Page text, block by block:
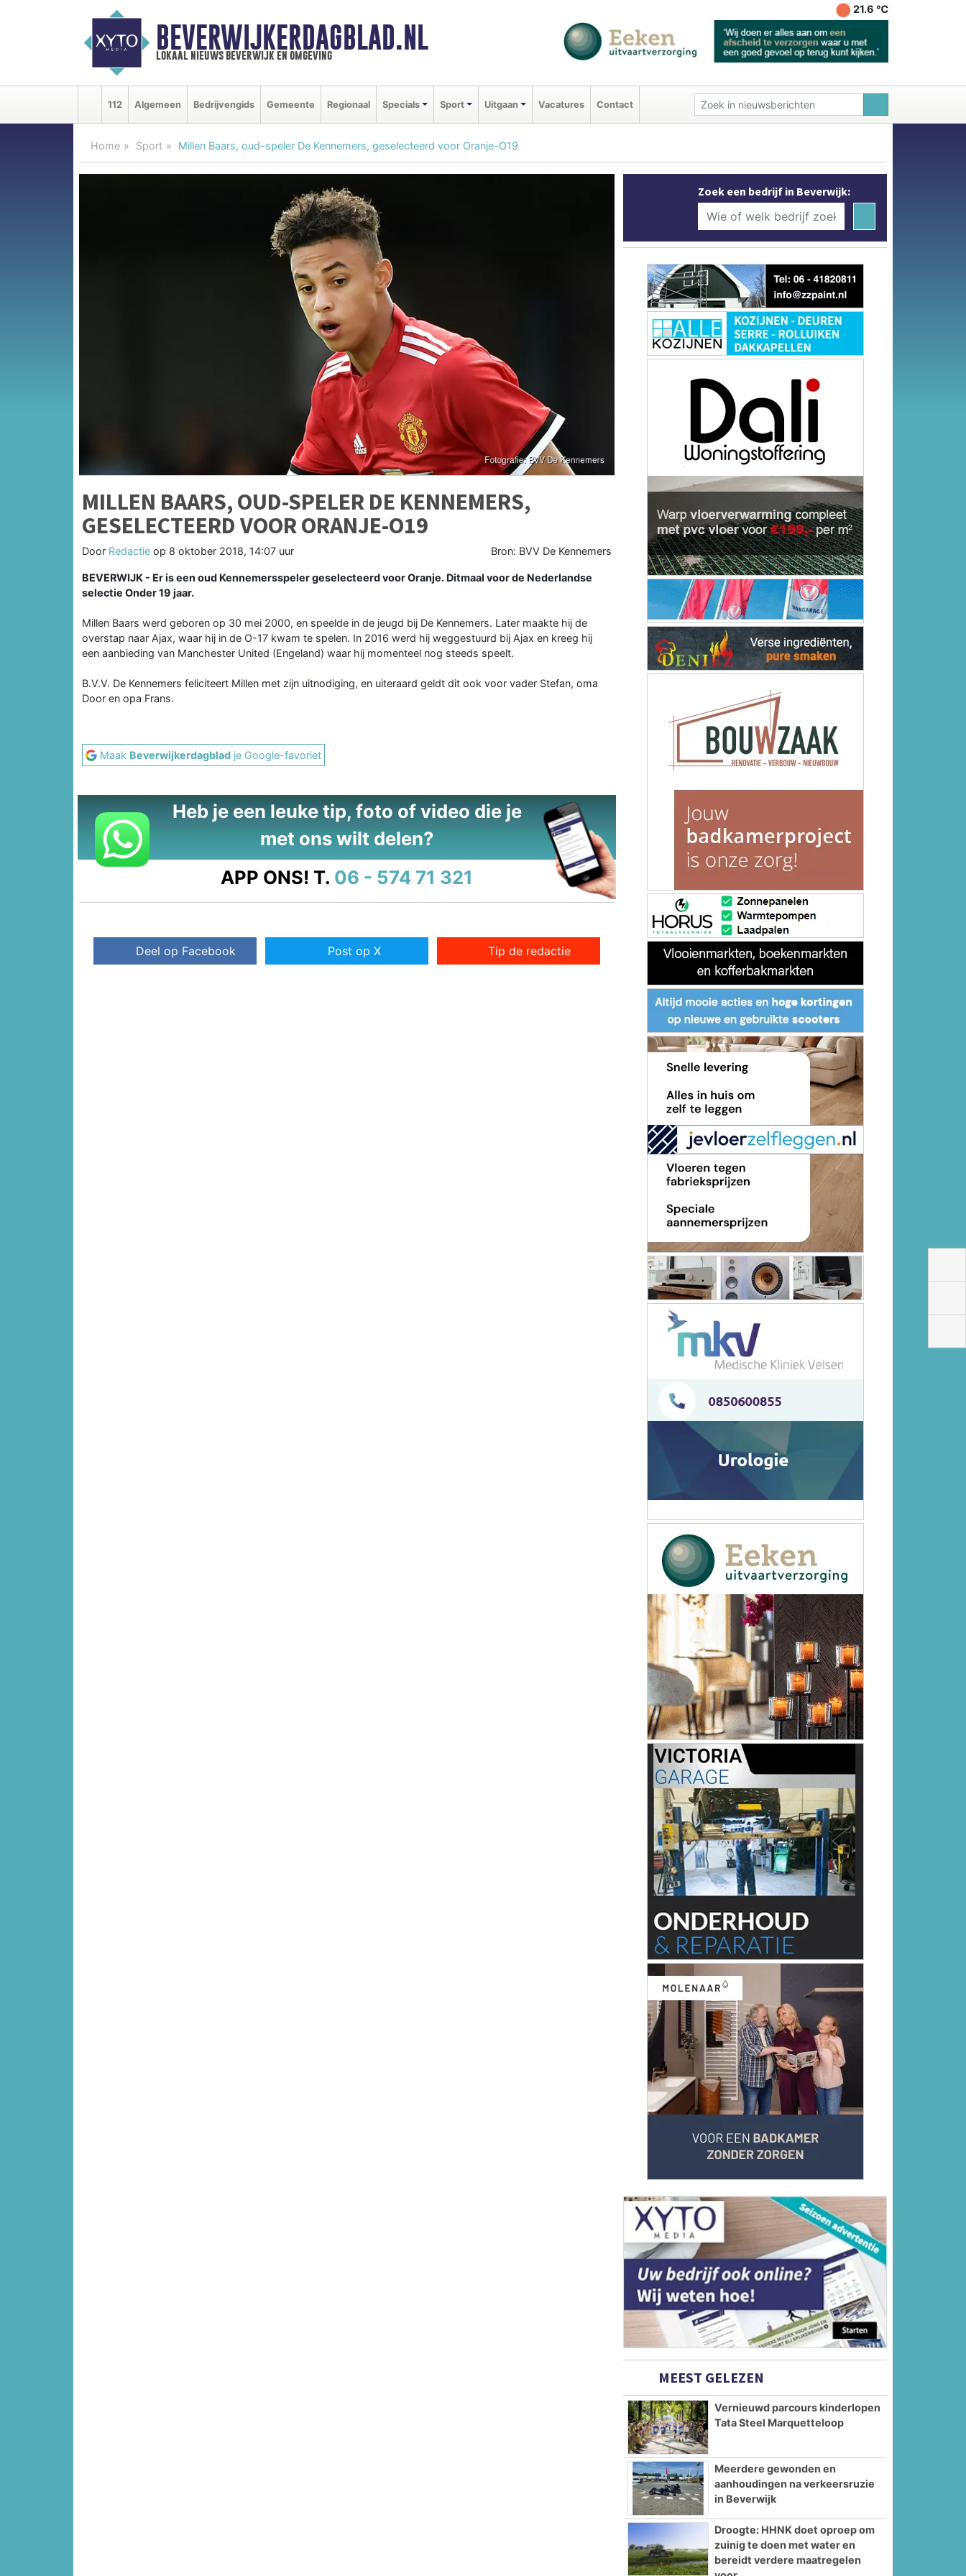
BEVERWIJKERDAGBLAD.NL
lokaal nieuws beverwijk en omgeving
21.6 ℃
112 Algemeen Bedrijvengids Gemeente Regionaal Specials Sport Uitgaan Vacatures Contact
Home Sport Millen Baars, oud-speler De Kennemers, geselecteerd voor Oranje-O19
MILLEN BAARS, OUD-SPELER DE KENNEMERS,
GESELECTEERD VOOR ORANJE-O19
Door Redactie op 8 oktober 2018, 14:07 uur Bron: BVV De Kennemers
BEVERWIJK - Er is een oud Kennemersspeler geselecteerd voor Oranje. Ditmaal voor de Nederlandse
selectie Onder 19 jaar.
Millen Baars werd geboren op 30 mei 2000, en speelde in de jeugd bij De Kennemers. Later maakte hij de
overstap naar Ajax, waar hij in de O-17 kwam te spelen. In 2016 werd hij weggestuurd bij Ajax en kreeg hij
een aanbieding van Manchester United (Engeland) waar hij momenteel nog steeds speelt.
B.V.V. De Kennemers feliciteert Millen met zijn uitnodiging, en uiteraard geldt dit ook voor vader Stefan, oma
Door en opa Frans.
Maak Beverwijkerdagblad je Google-favoriet
Heb je een leuke tip, foto of video die je
met ons wilt delen?
APP ONS! T. 06 - 574 71 321
Deel op Facebook Post op X Tip de redactie
Zoek een bedrijf in Beverwijk:
MEEST GELEZEN
Vernieuwd parcours kinderlopen
Tata Steel Marquetteloop
Meerdere gewonden en
aanhoudingen na verkeersruzie
in Beverwijk
Droogte: HHNK doet oproep om
zuinig te doen met water en
bereidt verdere maatregelen